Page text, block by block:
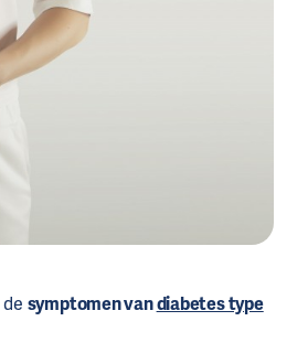
symptomenvandiabetes type